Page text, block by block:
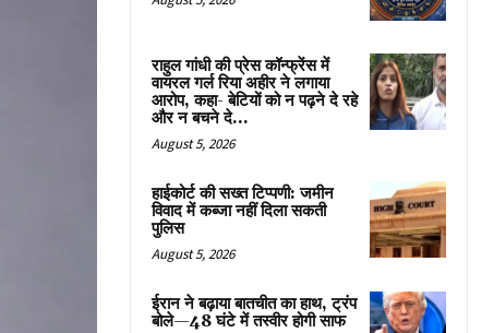
राहुल गांधी की प्रेस कॉन्फ्रेंस में
वायरल गर्ल रिया अहीर ने लगाया
आरोप, कहा- बेटियों को न पढ़ने दे रहे
और न बचने दे...
August 5, 2026
हाईकोर्ट की सख्त टिप्पणी: जमीन
विवाद में कब्जा नहीं दिला सकती
पुलिस
August 5, 2026
ईरान ने बढ़ाया बातचीत का हाथ, ट्रंप
बोले—48 घंटे में तस्वीर होगी साफ